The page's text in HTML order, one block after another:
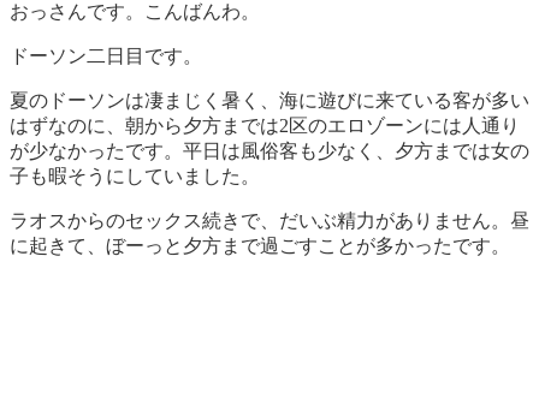
おっさんです。こんばんわ。
ドーソン二日目です。
夏のドーソンは凄まじく暑く、海に遊びに来ている客が多い
はずなのに、朝から夕方までは2区のエロゾーンには人通り
が少なかったです。平日は風俗客も少なく、夕方までは女の
子も暇そうにしていました。
ラオスからのセックス続きで、だいぶ精力がありません。昼
に起きて、ぼーっと夕方まで過ごすことが多かったです。